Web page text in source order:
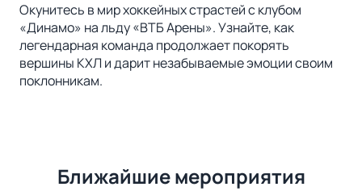
Окунитесь в мир хоккейных страстей с клубом
«Динамо» на льду «ВТБ Арены». Узнайте, как
легендарная команда продолжает покорять
вершины КХЛ и дарит незабываемые эмоции своим
поклонникам.
Ближайшие мероприятия